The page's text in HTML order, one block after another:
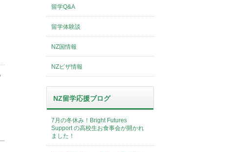
留学Q&A
留学体験談
NZ国情報
NZビザ情報
NZ留学応援ブログ
7月の冬休み！Bright Futures
Support の高校生お食事会が開かれ
ました！